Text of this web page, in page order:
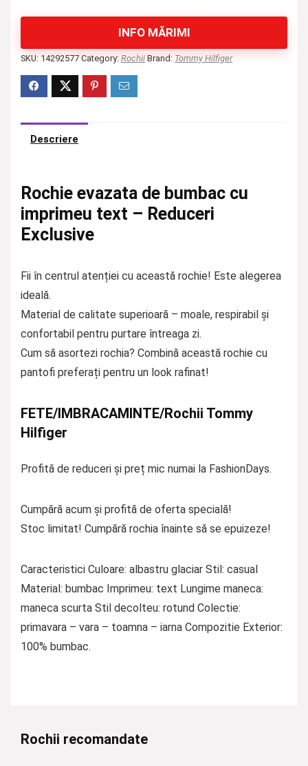
INFO MĂRIMI
SKU: 14292577 Category: Rochii Brand: Tommy Hilfiger
Descriere
Rochie evazata de bumbac cu
imprimeu text – Reduceri
Exclusive
Fii în centrul atenției cu această rochie! Este alegerea
ideală.
Material de calitate superioară – moale, respirabil și
confortabil pentru purtare întreaga zi.
Cum să asortezi rochia? Combină această rochie cu
pantofi preferați pentru un look rafinat!
FETE/IMBRACAMINTE/Rochii Tommy
Hilfiger
Profită de reduceri și preț mic numai la FashionDays.
Cumpără acum și profită de oferta specială!
Stoc limitat! Cumpără rochia înainte să se epuizeze!
Caracteristici Culoare: albastru glaciar Stil: casual
Material: bumbac Imprimeu: text Lungime maneca:
maneca scurta Stil decolteu: rotund Colectie:
primavara – vara – toamna – iarna Compozitie Exterior:
100% bumbac.
Rochii recomandate